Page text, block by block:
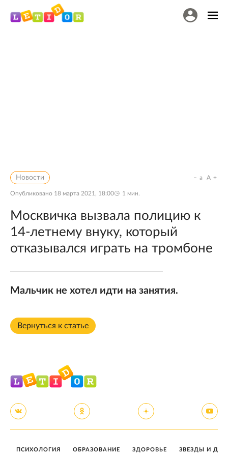
Новости
Опубликовано 18 марта 2021, 18:00 1 мин.
a A
Москвичка вызвала полицию к
14-летнему внуку, который
отказывался играть на тромбоне
Мальчик не хотел идти на занятия.
Вернуться к статье
ПСИХОЛОГИЯ ОБРАЗОВАНИЕ ЗДОРОВЬЕ ЗВЕЗДЫ И